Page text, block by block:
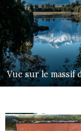
Vue sur le massif